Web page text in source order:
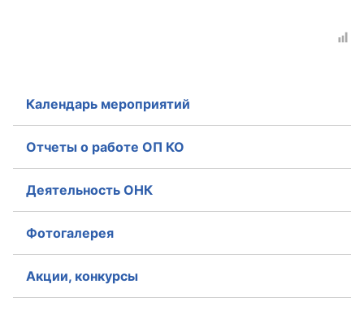
Положения
Соглашения
Рекомендации
Аппарат ОП КО
Календарь мероприятий
Отчеты о работе ОП КО
Деятельность ОНК
Фотогалерея
Акции, конкурсы